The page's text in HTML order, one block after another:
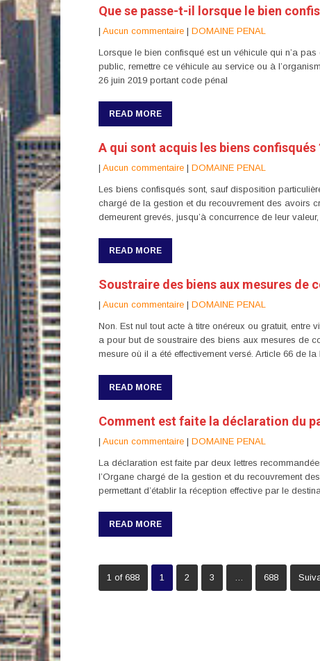
Que se passe-t-il lorsque le bien
| Aucun commentaire | DOMAINE PENAL
Lorsque le bien confisqué est un véhicule qui n’a
public, remettre ce véhicule au service ou à
26 juin 2019 portant code pénal
READ MORE
A qui sont acquis les biens confisqués
| Aucun commentaire | DOMAINE PENAL
Les biens confisqués sont, sauf disposition
chargé de la gestion et du recouvrement des avoirs
demeurent grevés, jusqu’à concurrence de leur
READ MORE
Soustraire des biens aux mesures de
| Aucun commentaire | DOMAINE PENAL
Non. Est nul tout acte à titre onéreux ou gratuit,
a pour but de soustraire des biens aux mesures de
mesure où il a été effectivement versé. Article 66 de
READ MORE
Comment est faite la déclaration du
| Aucun commentaire | DOMAINE PENAL
La déclaration est faite par deux lettres
l’Organe chargé de la gestion et du recouvrement
permettant d’établir la réception effective par le
READ MORE
1 of 688 1 2 3 688